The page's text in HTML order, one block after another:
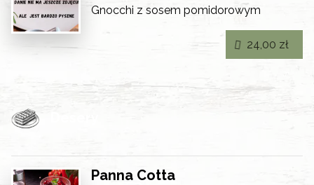
Gnocchi z sosem pomidorowym
Panna Cotta